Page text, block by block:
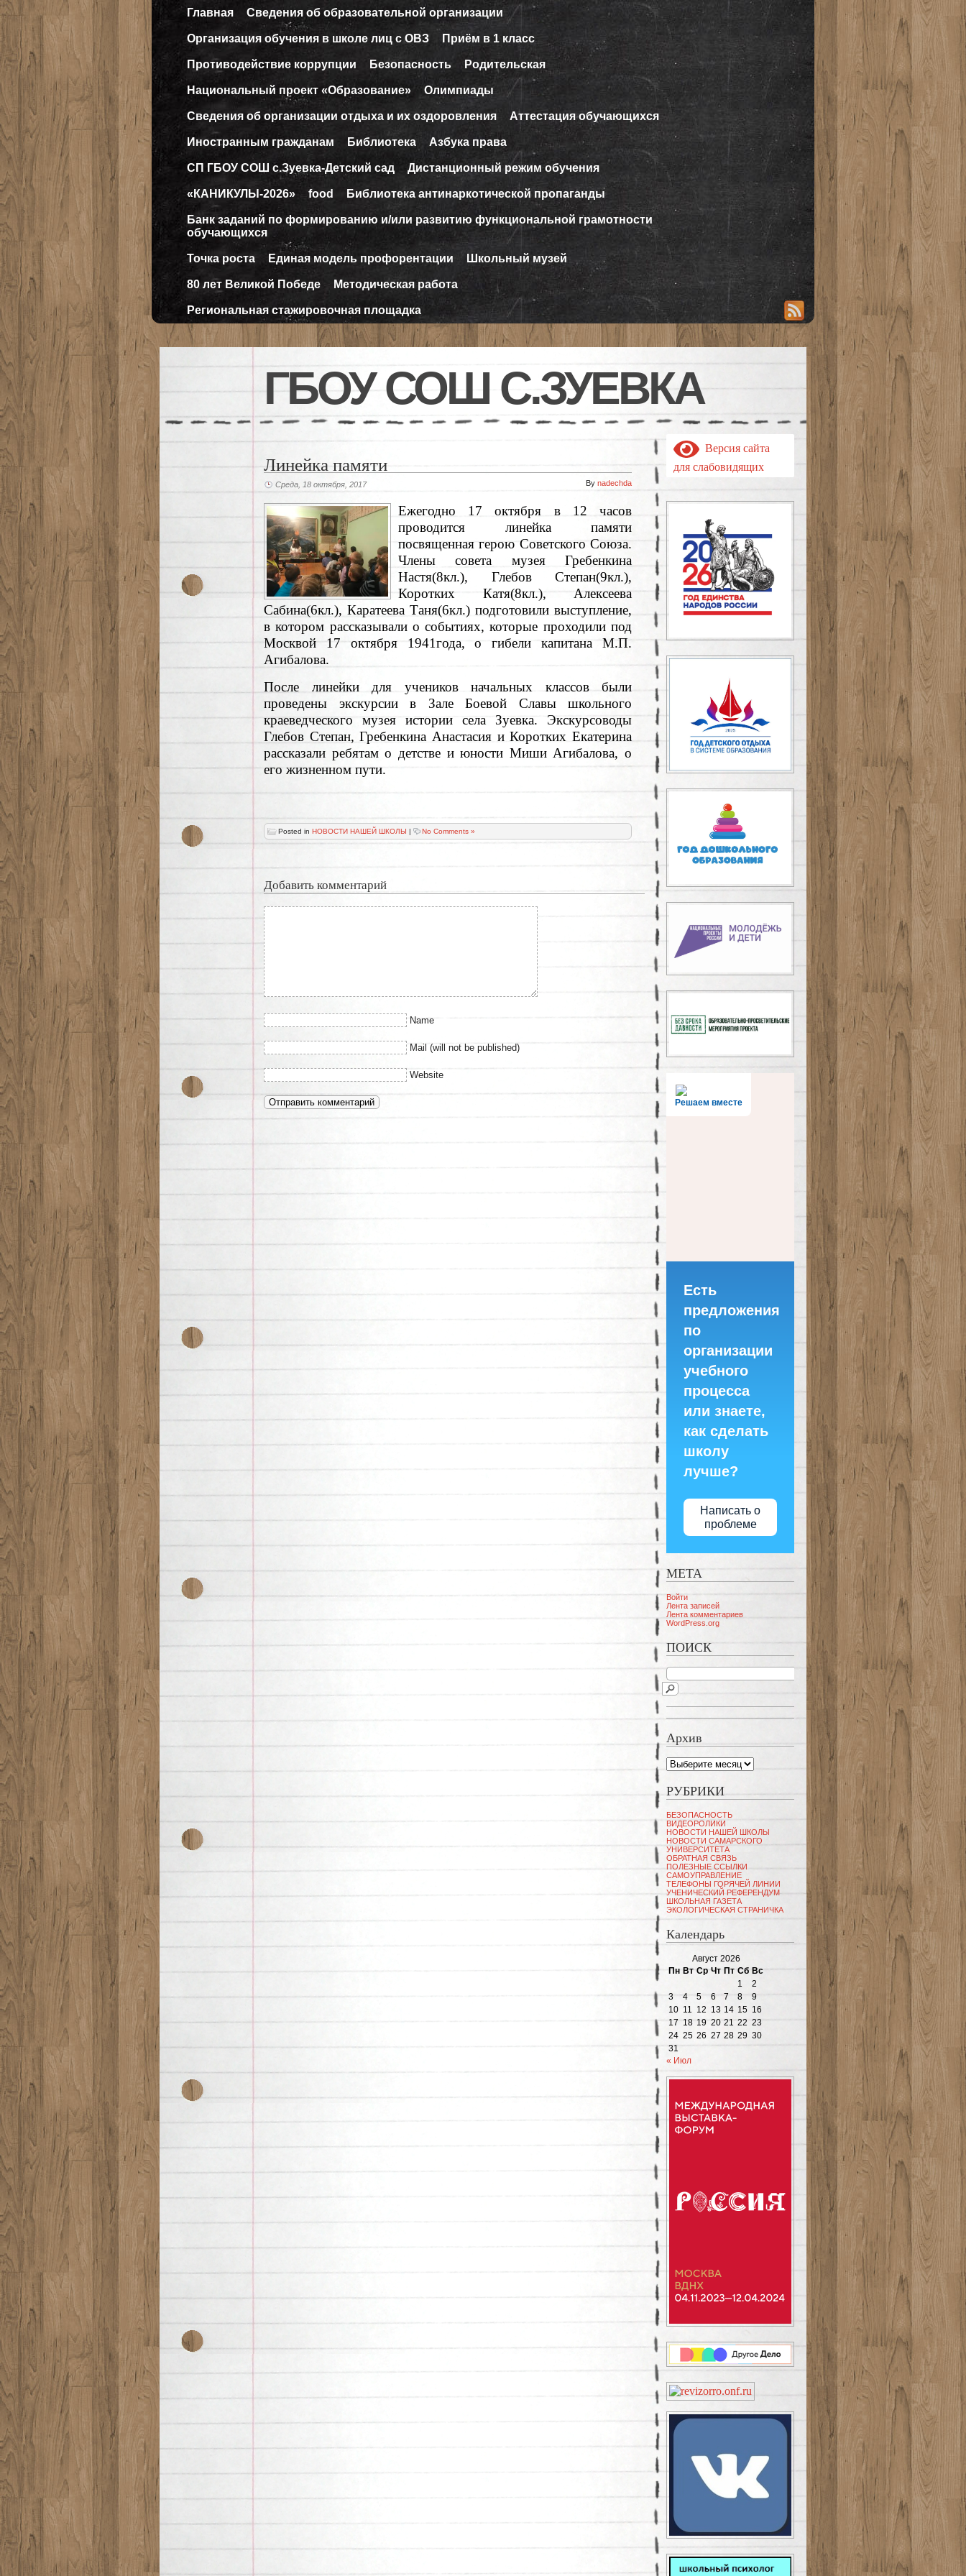
Главная Сведения об образовательной организации
Организация обучения в школе лиц с ОВЗ Приём в 1 класс
Противодействие коррупции Безопасность Родительская
Национальный проект «Образование» Олимпиады
Сведения об организации отдыха и их оздоровления Аттестация обучающихся
Иностранным гражданам Библиотека Азбука права
СП ГБОУ СОШ с.Зуевка-Детский сад Дистанционный режим обучения
«КАНИКУЛЫ-2026» food Библиотека антинаркотической пропаганды
Банк заданий по формированию и/или развитию функциональной грамотности
обучающихся
Точка роста Единая модель профорентации Школьный музей
80 лет Великой Победе Методическая работа
Региональная стажировочная площадка
ГБОУ СОШ С.ЗУЕВКА
Линейка памяти
By nadechda
Среда, 18 октября, 2017
Ежегодно 17 октября в 12 часов
проводится линейка памяти
посвященная герою Советского Союза.
Члены совета музея Гребенкина
Настя(8кл.), Глебов Степан(9кл.),
Коротких Катя(8кл.), Алексеева
Сабина(6кл.), Каратеева Таня(6кл.) подготовили выступление,
в котором рассказывали о событиях, которые проходили под
Москвой 17 октября 1941года, о гибели капитана М.П.
Агибалова.
После линейки для учеников начальных классов были
проведены экскурсии в Зале Боевой Славы школьного
краеведческого музея истории села Зуевка. Экскурсоводы
Глебов Степан, Гребенкина Анастасия и Коротких Екатерина
рассказали ребятам о детстве и юности Миши Агибалова, о
его жизненном пути.
Posted in НОВОСТИ НАШЕЙ ШКОЛЫ | No Comments »
Добавить комментарий
Name
Mail (will not be published)
Website
Версия сайта
для слабовидящих
Решаем вместе
Есть
предложения
по
организации
учебного
процесса
или знаете,
как сделать
школу
лучше?
Написать о
проблеме
МЕТА
Войти
Лента записей
Лента комментариев
WordPress.org
ПОИСК
Архив
Архив
РУБРИКИ
БЕЗОПАСНОСТЬ
ВИДЕОРОЛИКИ
НОВОСТИ НАШЕЙ ШКОЛЫ
НОВОСТИ САМАРСКОГО
УНИВЕРСИТЕТА
ОБРАТНАЯ СВЯЗЬ
ПОЛЕЗНЫЕ ССЫЛКИ
САМОУПРАВЛЕНИЕ
ТЕЛЕФОНЫ ГОРЯЧЕЙ ЛИНИИ
УЧЕНИЧЕСКИЙ РЕФЕРЕНДУМ
ШКОЛЬНАЯ ГАЗЕТА
ЭКОЛОГИЧЕСКАЯ СТРАНИЧКА
Календарь
Август 2026
Пн Вт Ср Чт Пт Сб Вс
1
2
3
4 5 6 7 8
9
10 11 12 13 14 15 16
17 18 19 20 21 22 23
24 25 26 27 28 29 30
31
« Июл